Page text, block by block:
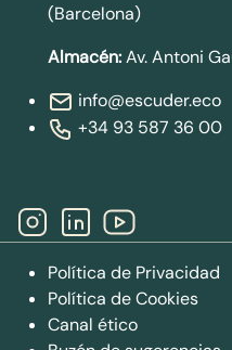
(Barcelona)
Almacén:Av. Antoni
info@escuder.eco
+34 93 587 36 00
Política de Privacidad
Política de Cookies
Canal ético